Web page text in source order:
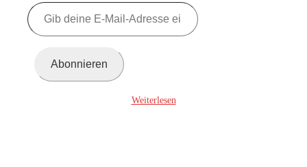
Gib
deine
E-
Abonnieren
Weiterlesen